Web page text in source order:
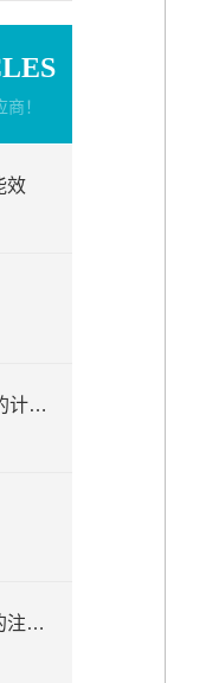
！
效
QXB潜水离心曝气机融氧率的计算方法
潜水搅拌机使用中必须知道的注意事项